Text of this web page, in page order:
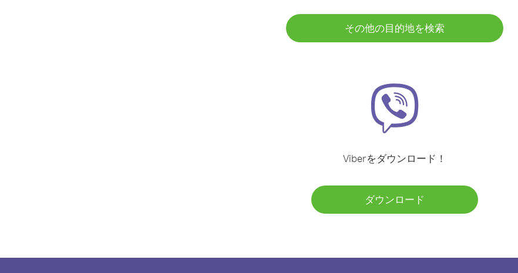
その他の目的地を検索
Viberをダウンロード！
ダウンロード